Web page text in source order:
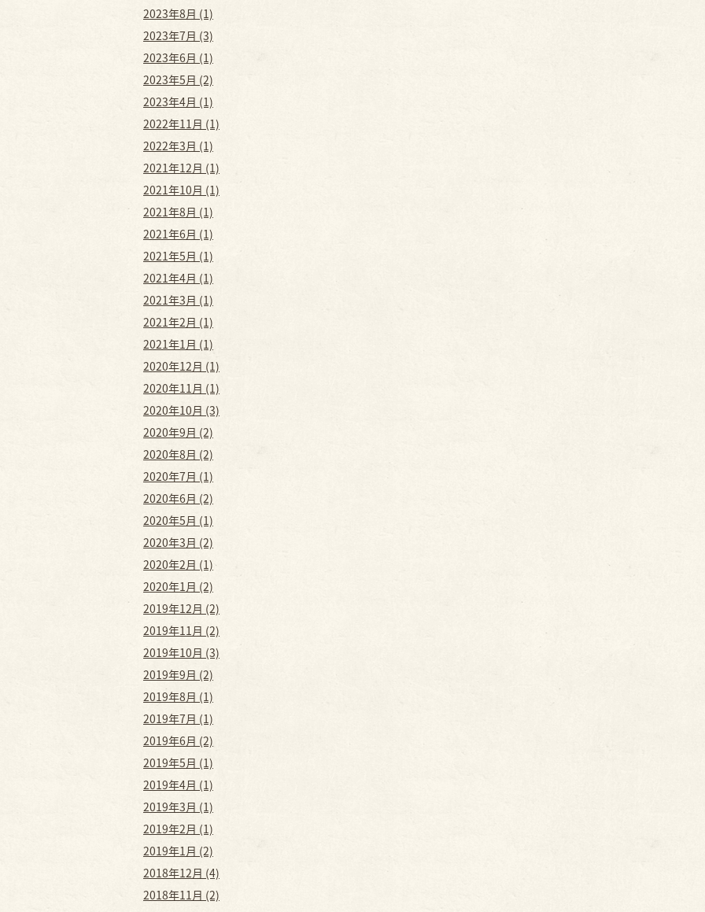
2023年8月 (1)
2023年7月 (3)
2023年6月 (1)
2023年5月 (2)
2023年4月 (1)
2022年11月 (1)
2022年3月 (1)
2021年12月 (1)
2021年10月 (1)
2021年8月 (1)
2021年6月 (1)
2021年5月 (1)
2021年4月 (1)
2021年3月 (1)
2021年2月 (1)
2021年1月 (1)
2020年12月 (1)
2020年11月 (1)
2020年10月 (3)
2020年9月 (2)
2020年8月 (2)
2020年7月 (1)
2020年6月 (2)
2020年5月 (1)
2020年3月 (2)
2020年2月 (1)
2020年1月 (2)
2019年12月 (2)
2019年11月 (2)
2019年10月 (3)
2019年9月 (2)
2019年8月 (1)
2019年7月 (1)
2019年6月 (2)
2019年5月 (1)
2019年4月 (1)
2019年3月 (1)
2019年2月 (1)
2019年1月 (2)
2018年12月 (4)
2018年11月 (2)